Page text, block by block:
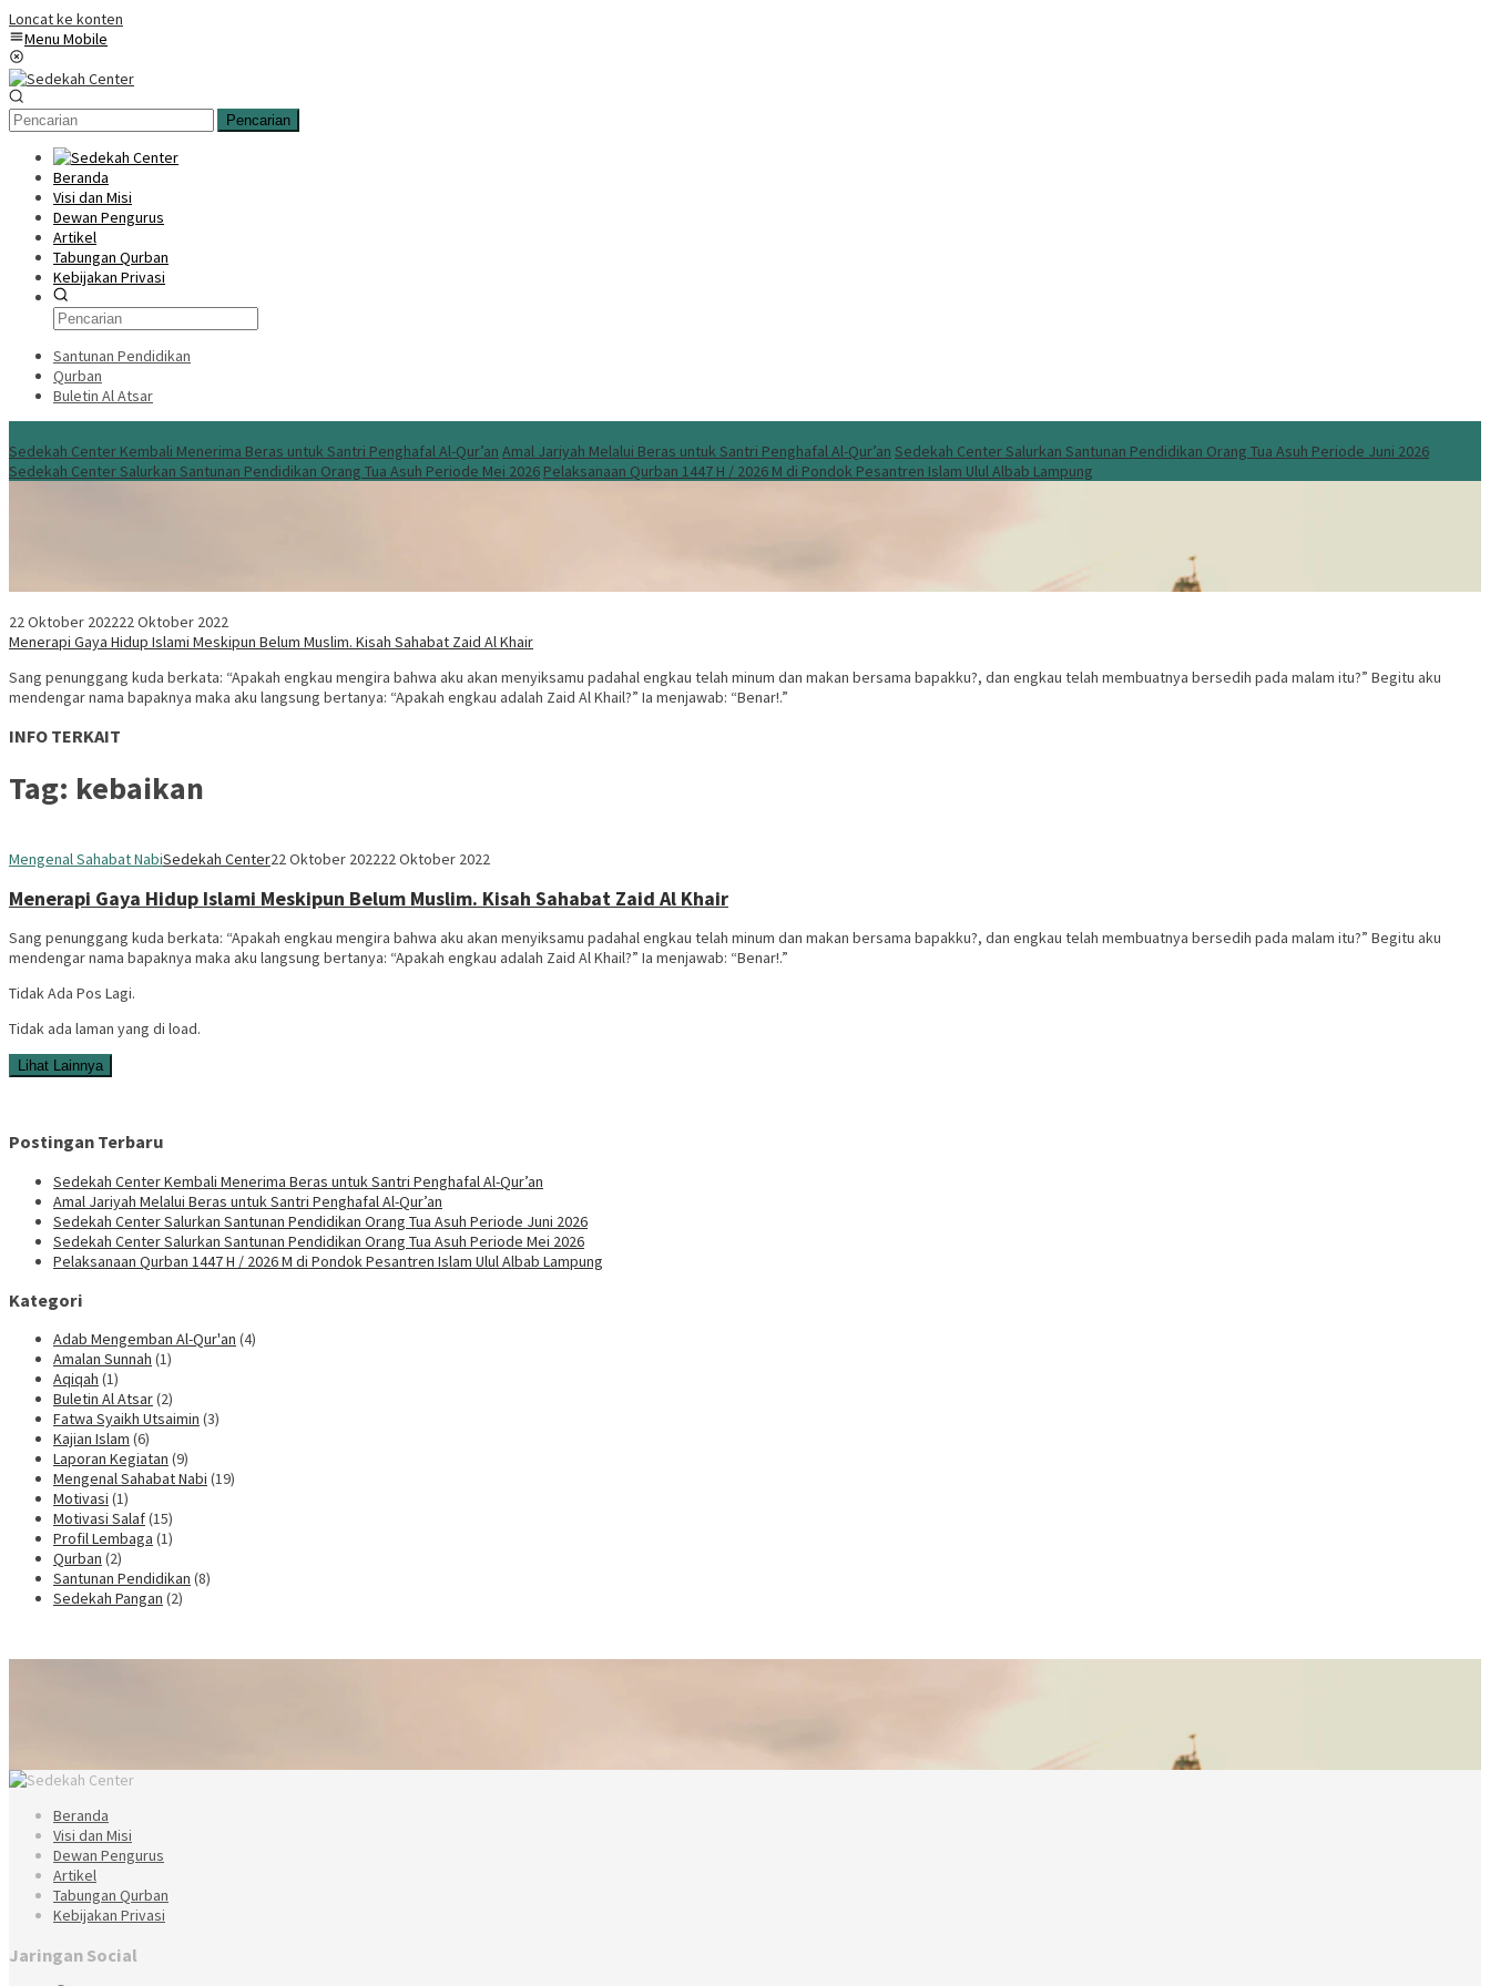
Loncat ke konten
Menu Mobile
Pencarian
Beranda
Visi dan Misi
Dewan Pengurus
Artikel
Tabungan Qurban
Kebijakan Privasi
Santunan Pendidikan
Qurban
Buletin Al Atsar
Sedekah Center Kembali Menerima Beras untuk Santri Penghafal Al-Qur’an Amal Jariyah Melalui Beras untuk Santri Penghafal Al-Qur’an Sedekah Center Salurkan Santunan Pendidikan Orang Tua Asuh Periode Juni 2026
Sedekah Center Salurkan Santunan Pendidikan Orang Tua Asuh Periode Mei 2026 Pelaksanaan Qurban 1447 H / 2026 M di Pondok Pesantren Islam Ulul Albab Lampung
22 Oktober 202222 Oktober 2022
Menerapi Gaya Hidup Islami Meskipun Belum Muslim. Kisah Sahabat Zaid Al Khair
Sang penunggang kuda berkata: “Apakah engkau mengira bahwa aku akan menyiksamu padahal engkau telah minum dan makan bersama bapakku?, dan engkau telah membuatnya bersedih pada malam itu?” Begitu aku
mendengar nama bapaknya maka aku langsung bertanya: “Apakah engkau adalah Zaid Al Khail?” Ia menjawab: “Benar!.”
INFO TERKAIT
Tag: kebaikan
Mengenal Sahabat NabiSedekah Center22 Oktober 202222 Oktober 2022
Menerapi Gaya Hidup Islami Meskipun Belum Muslim. Kisah Sahabat Zaid Al Khair
Sang penunggang kuda berkata: “Apakah engkau mengira bahwa aku akan menyiksamu padahal engkau telah minum dan makan bersama bapakku?, dan engkau telah membuatnya bersedih pada malam itu?” Begitu aku
mendengar nama bapaknya maka aku langsung bertanya: “Apakah engkau adalah Zaid Al Khail?” Ia menjawab: “Benar!.”
Tidak Ada Pos Lagi.
Tidak ada laman yang di load.
Lihat Lainnya
Postingan Terbaru
Sedekah Center Kembali Menerima Beras untuk Santri Penghafal Al-Qur’an
Amal Jariyah Melalui Beras untuk Santri Penghafal Al-Qur’an
Sedekah Center Salurkan Santunan Pendidikan Orang Tua Asuh Periode Juni 2026
Sedekah Center Salurkan Santunan Pendidikan Orang Tua Asuh Periode Mei 2026
Pelaksanaan Qurban 1447 H / 2026 M di Pondok Pesantren Islam Ulul Albab Lampung
Kategori
Adab Mengemban Al-Qur'an (4)
Amalan Sunnah (1)
Aqiqah (1)
Buletin Al Atsar(2)
Fatwa Syaikh Utsaimin (3)
Kajian Islam (6)
Laporan Kegiatan (9)
Mengenal Sahabat Nabi (19)
Motivasi (1)
Motivasi Salaf(15)
Profil Lembaga (1)
Qurban (2)
Santunan Pendidikan (8)
Sedekah Pangan (2)
Beranda
Visi dan Misi
Dewan Pengurus
Artikel
Tabungan Qurban
Kebijakan Privasi
Jaringan Social